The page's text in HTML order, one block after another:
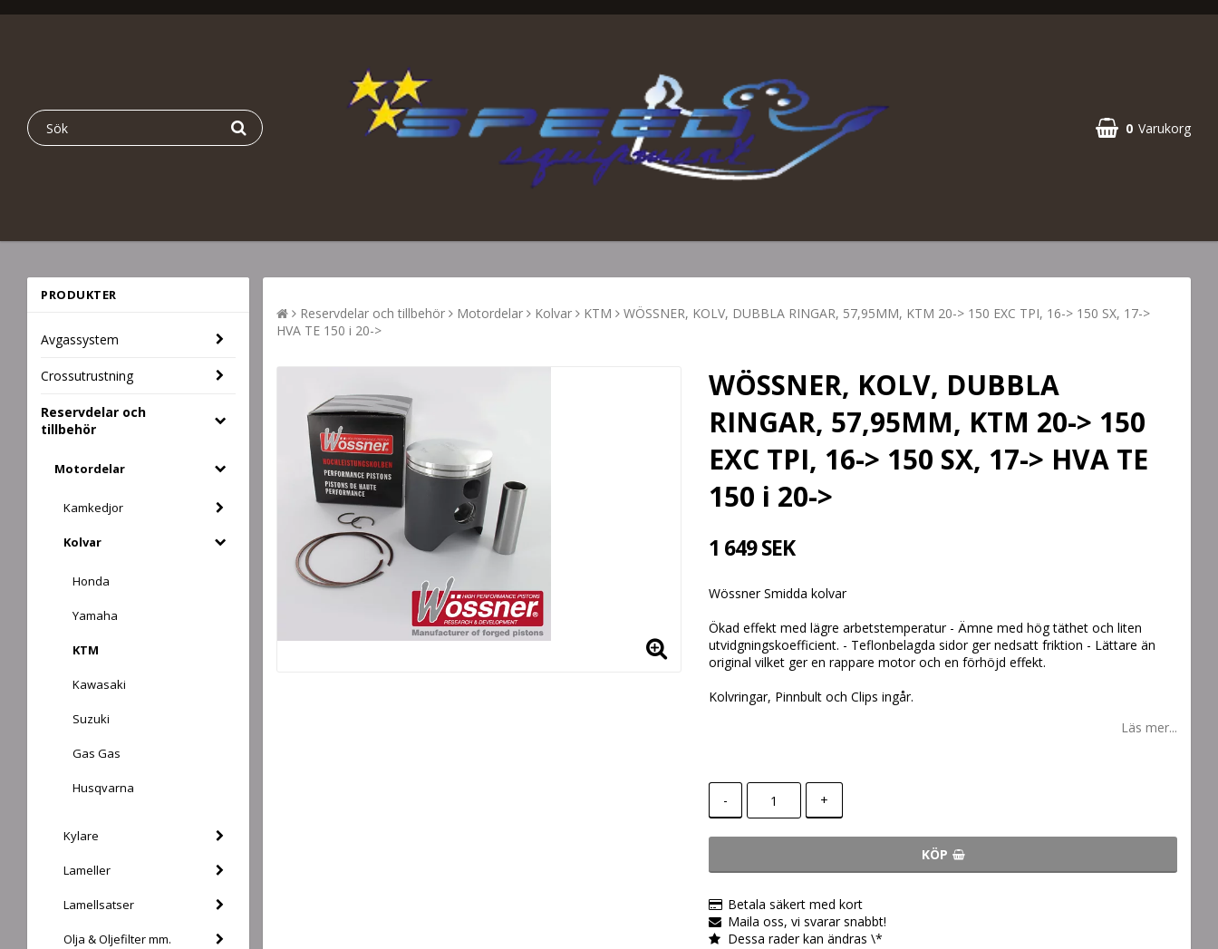
0 Varukorg
PRODUKTER
Avgassystem
Crossutrustning
Reservdelar och
tillbehör
Motordelar
Kamkedjor
Kolvar
Honda
Yamaha
KTM
Kawasaki
Suzuki
Gas Gas
Husqvarna
Kylare
Lameller
Lamellsatser
Olja & Oljefilter mm.
Reservdelar och tillbehör Motordelar Kolvar KTM
WÖSSNER, KOLV, DUBBLA RINGAR, 57,95MM, KTM 20-> 150 EXC TPI, 16-> 150 SX, 17->
HVA TE 150 i 20->
WÖSSNER, KOLV, DUBBLA
RINGAR, 57,95MM, KTM 20-> 150
EXC TPI, 16-> 150 SX, 17-> HVA TE
150 i 20->
1 649 SEK
Wössner Smidda kolvar
Ökad effekt med lägre arbetstemperatur - Ämne med hög täthet och liten
utvidgningskoefficient. - Teflonbelagda sidor ger nedsatt friktion - Lättare än
original vilket ger en rappare motor och en förhöjd effekt.
Kolvringar, Pinnbult och Clips ingår.
Läs mer...
- +
KÖP
Betala säkert med kort
Maila oss, vi svarar snabbt!
Dessa rader kan ändras \*